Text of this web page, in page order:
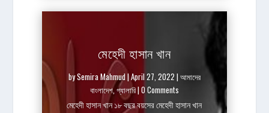
মেহেদী হাসান খান
bySemira Mahmud |April 27, 2022 | আমাদের
বাংলাদেশ,গ্যালারি| 0 Comments
মেহেদী হাসান খান ১৮ বছর বয়সের মেহেদী হাসান খান